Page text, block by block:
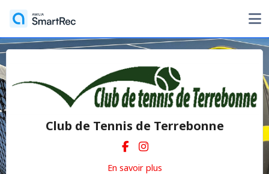
Club de Tennis de Terrebonne
En savoir plus